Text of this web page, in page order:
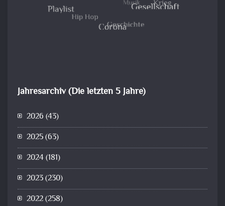
Jahresarchiv (Die letzten 5 Jahre)
2026 (43)
2025(63)
2024(181)
2023(230)
2022(258)